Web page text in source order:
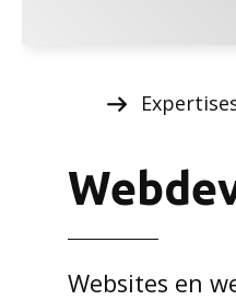
Websites en